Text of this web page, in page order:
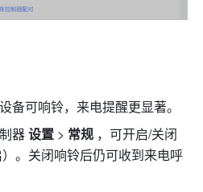
备可响铃，来电提醒更显著。
器 设置 > 常规
。关闭响铃后仍可收到来电呼